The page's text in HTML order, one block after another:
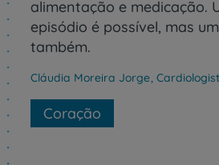
alimentação e medicação.
episódio é possível, mas
também.
Cláudia Moreira Jorge,
Coração